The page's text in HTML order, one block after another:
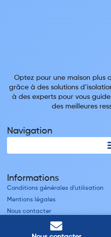
Optez pour une maison plus
grâce à des solutions
à des experts pour vous
des meilleures
Navigation
Informations
Conditions générales d'utilisation
Mentions légales
Nous contacter